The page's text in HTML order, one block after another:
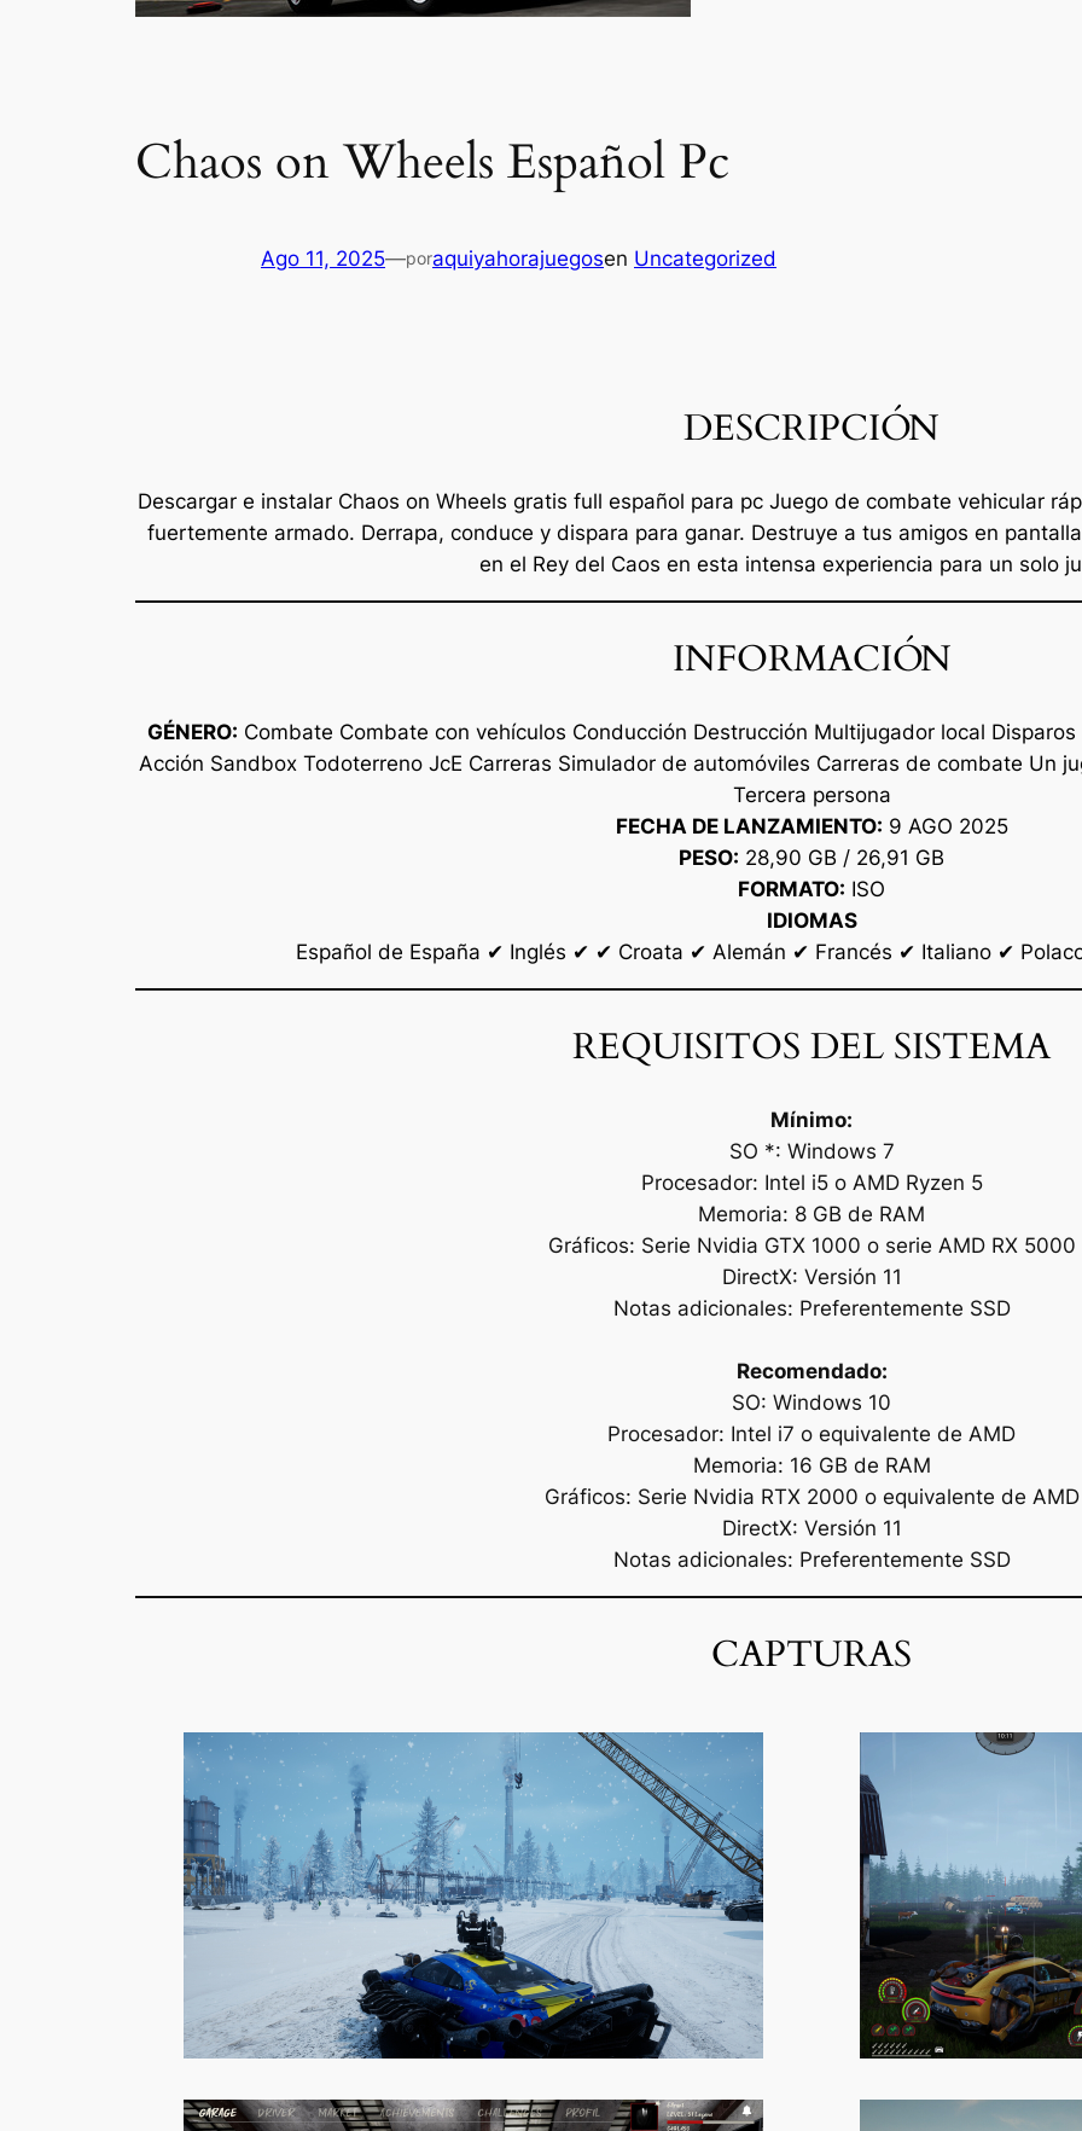
Chaos on Wheels Español Pc
Ago 11, 2025—poraquiyahorajuegosen Uncategorized
DESCRIPCIÓN
Descargar e instalar Chaos on Wheels gratis full español para pc Juego de combate vehicular
fuertemente armado. Derrapa, conduce y dispara para ganar. Destruye a tus amigos en
en el Rey del Caos en esta intensa experiencia para un solo
INFORMACIÓN
GÉNERO: Combate Combate con vehículos Conducción Destrucción Multijugador local
Acción Sandbox Todoterreno JcE Carreras Simulador de automóviles Carreras de combate Un
Tercera persona
FECHA DE LANZAMIENTO: 9 AGO 2025
PESO: 28,90 GB / 26,91 GB
FORMATO: ISO
IDIOMAS
Español de España ✔ Inglés ✔ ✔ Croata ✔ Alemán ✔ Francés ✔ Italiano ✔
REQUISITOS DEL SISTEMA
Mínimo:
SO *: Windows 7
Procesador: Intel i5 o AMD Ryzen 5
Memoria: 8 GB de RAM
Gráficos: Serie Nvidia GTX 1000 o serie AMD RX 5000
DirectX: Versión 11
Notas adicionales: Preferentemente SSD
Recomendado:
SO: Windows 10
Procesador: Intel i7 o equivalente de AMD
Memoria: 16 GB de RAM
Gráficos: Serie Nvidia RTX 2000 o equivalente de AMD
DirectX: Versión 11
Notas adicionales: Preferentemente SSD
CAPTURAS